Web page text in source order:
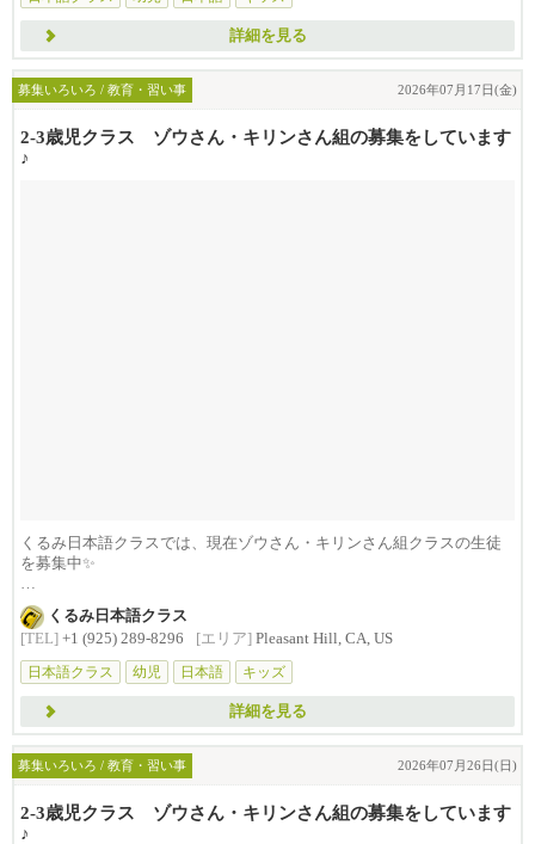
詳細を見る
募集いろいろ / 教育・習い事 2026年07月17日(金)
2-3歳児クラス ゾウさん・キリンさん組の募集をしています
♪
くるみ日本語クラスでは、現在ゾウさん・キリンさん組クラスの生徒
を募集中✨
インターアクティブな環境で楽しく...
くるみ日本語クラス
[TEL] +1 (925) 289-8296 [エリア] Pleasant Hill, CA, US
日本語クラス
幼児 日本語 キッズ
詳細を見る
募集いろいろ / 教育・習い事 2026年07月26日(日)
2-3歳児クラス ゾウさん・キリンさん組の募集をしています
♪